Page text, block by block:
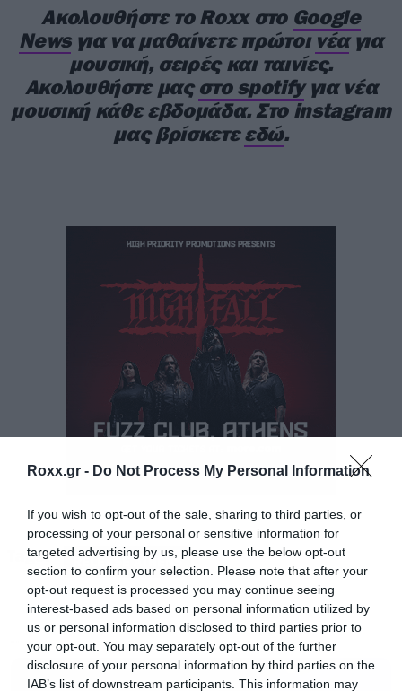
Roxx.gr - Do Not Process My Personal Information
If you wish to opt-out of the sale, sharing to third parties, or
processing of your personal or sensitive information for
targeted advertising by us, please use the below opt-out
section to confirm your selection. Please note that after your
opt-out request is processed you may continue seeing
interest-based ads based on personal information utilized by
us or personal information disclosed to third parties prior to
your opt-out. You may separately opt-out of the further
disclosure of your personal information by third parties on the
IAB’s list of downstream participants. This information may
στο Nottingham, το 2009, και στην πρώτη
δεκαετία της ύπαρξής τους είδαν δύο δίσκους
τους να φτάνουν στο νο. 1 των UK Charts
(“Truth Is A Beautiful Thing” και “Californian
Soil”) και τις πωλήσεις τους να ξεπερνούν τα 3
εκατομμύρια παγκοσμίως, κερδίζοντας
βιομηχανίας στη χώρα τους.
Η πρόσφατη κυκλοφορία του τέταρτου
άλμπουμ τους, “The Greatest Love”,
σηματοδοτεί μια νέα περίοδο δημιουργικής
ελευθερίας και αυτοπεποίθησης για το γκρουπ.
Οι London Grammar έχουν πλέον αναλάβει οι
ίδιοι τις παραγωγές τους, εμπιστευόμενοι
πλέον πλήρως τη δική τους καλλιτεχνική κρίση,
και το αποτέλεσμα τους δικαιώνει αφού το
χαρακτηριστεί από τους κριτικούς ως η
καλύτερη και πιο πολυσυλλεκτική στιγμή της
καριέρας τους.
Ταυτόχρονα, η δημοτικότητα τους την
τελευταία τριετία έχει απογειωθεί, όπως
Ακολουθήστε το Roxx στο Google
Newsγια να μαθαίνετε πρώτοι νέαγια
μουσική, σειρές και ταινίες.
Ακολουθήστε μαςστο spotifyγια νέα
μουσική κάθε εβδομάδα. Στο instagram
μας βρίσκετεεδώ.
Tags: RELEASE ATHENS